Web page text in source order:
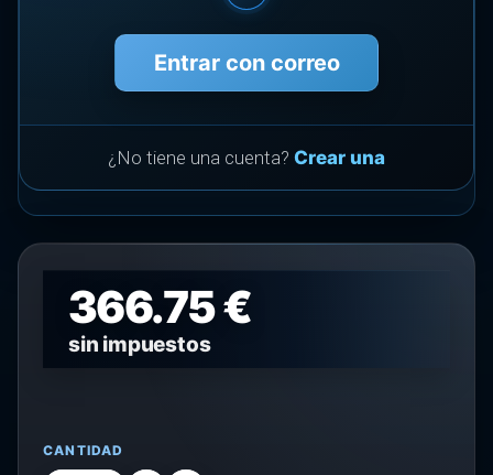
Entrar con correo
¿No tiene una cuenta? Crear una
366.75 €
sin impuestos
CANTIDAD